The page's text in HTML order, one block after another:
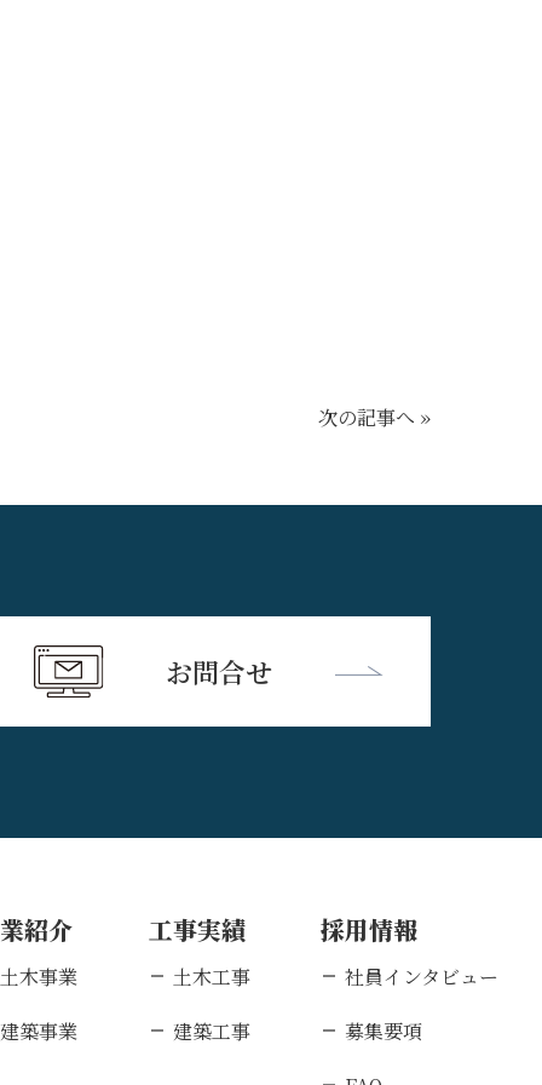
次の記事へ »
お問合せ
紹介
土木事業
建築事業
工事実績
土木工事
建築工事
採用情報
社員インタビュー
募集要項